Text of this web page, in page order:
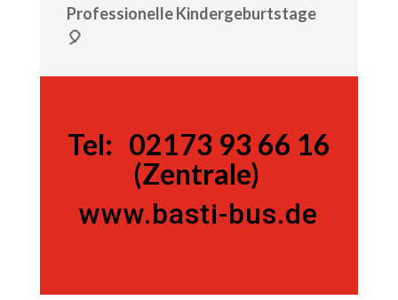
Professionelle Kindergeburtstage
🎈
Tel: 02173 93 66 16
(Zentrale)
www.basti-bus.de